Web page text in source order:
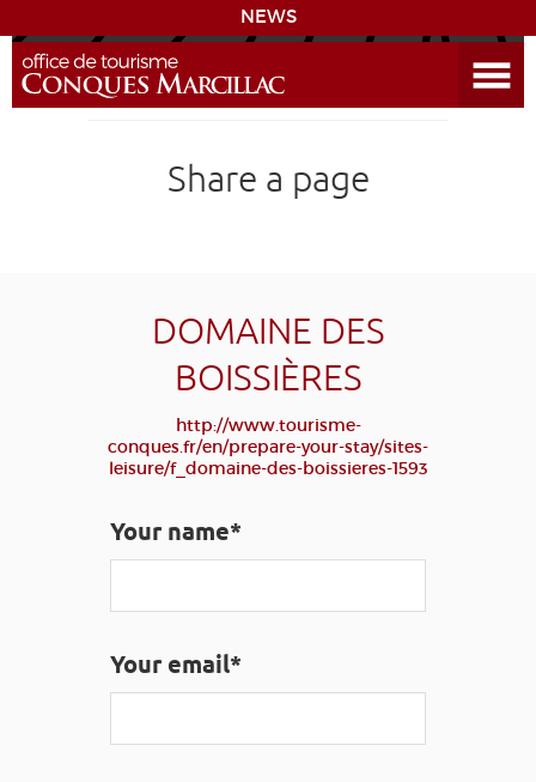
NEWS
DISCOVER THE DESTINATION
LEARNING GR 65 GROUPS PRESS
MY SELECTION
Share a page
DOMAINE DES
BOISSIÈRES
http://www.tourisme-
conques.fr/en/prepare-your-stay/sites-
leisure/f_domaine-des-boissieres-1593
Your name*
Your email*